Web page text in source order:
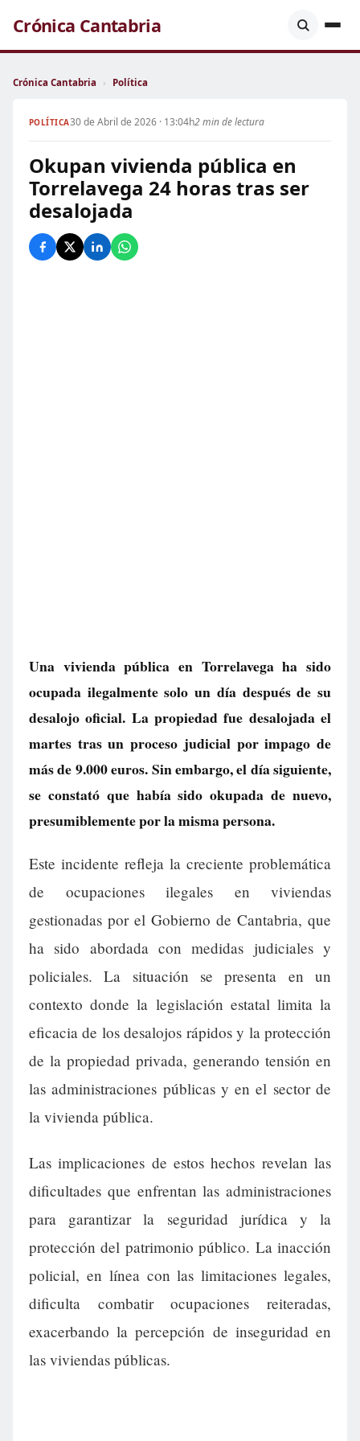
Crónica Cantabria
Crónica Cantabria › Política
POLÍTICA30 de Abril de 2026 · 13:04h2 min de lectura
Okupan vivienda pública en
Torrelavega 24 horas tras ser
desalojada
Una vivienda pública en Torrelavega ha sido
ocupada ilegalmente solo un día después de su
desalojo oficial. La propiedad fue desalojada el
martes tras un proceso judicial por impago de
más de 9.000 euros. Sin embargo, el día siguiente,
se constató que había sido okupada de nuevo,
presumiblemente por la misma persona.
Este incidente refleja la creciente problemática
de ocupaciones ilegales en viviendas
gestionadas por el Gobierno de Cantabria, que
ha sido abordada con medidas judiciales y
policiales. La situación se presenta en un
contexto donde la legislación estatal limita la
eficacia de los desalojos rápidos y la protección
de la propiedad privada, generando tensión en
las administraciones públicas y en el sector de
la vivienda pública.
Las implicaciones de estos hechos revelan las
dificultades que enfrentan las administraciones
para garantizar la seguridad jurídica y la
protección del patrimonio público. La inacción
policial, en línea con las limitaciones legales,
dificulta combatir ocupaciones reiteradas,
exacerbando la percepción de inseguridad en
las viviendas públicas.